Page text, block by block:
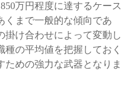
万円程度に達するケース
くまで一般的な傾向であ
掛け合わせによって変動し
種の平均値を把握しておく
ための強力な武器となりま